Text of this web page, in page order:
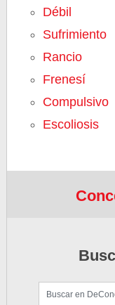
Débil
Sufrimiento
Rancio
Frenesí
Compulsivo
Escoliosis